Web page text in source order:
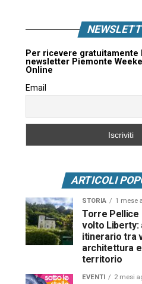
Per ricevere gratuitamente
newsletter Piemonte
Online
Email
ARTICOLI
STORIA 1 mese
Torre Pellice
volto Liberty:
itinerario tra
architettura
territorio
EVENTI 2 mesi